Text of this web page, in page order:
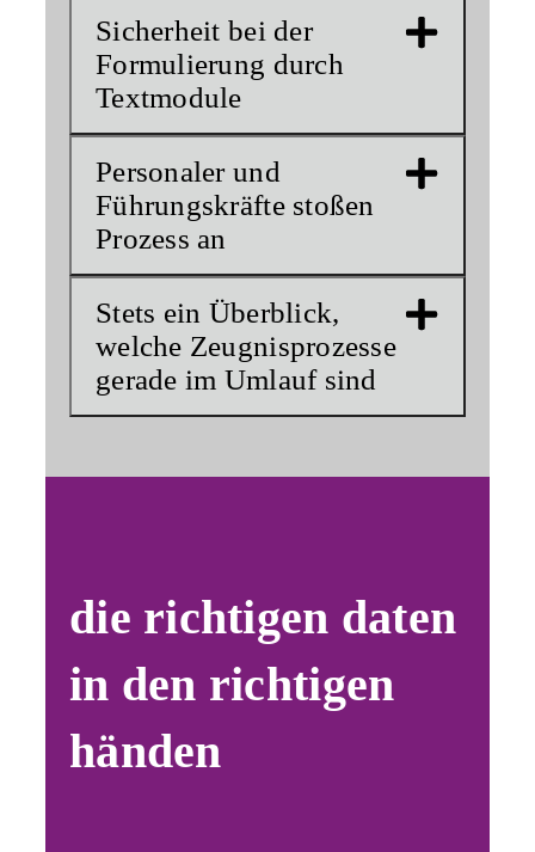
Sicherheit bei der
Formulierung durch
Textmodule
Personaler und
Führungskräfte stoßen
Prozess an
Stets ein Überblick,
welche Zeugnisprozesse
gerade im Umlauf sind
die richtigen daten
in den richtigen
händen